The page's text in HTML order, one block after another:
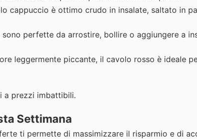
cappuccio è ottimo crudo in insalate, saltato in
perfette da arrostire, bollire o aggiungere a
leggermente piccante, il cavolo rosso è ideale
a prezzi imbattibili.
Settimana
ti permette di massimizzare il risparmio e di